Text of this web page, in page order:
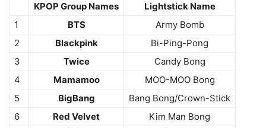
KPOP Group Names
Lightstick Name
1
BTS
Army Bomb
2
Blackpink
Bi-Ping-Pong
3
Twice
Candy Bong
4
Mamamoo
MOO-MOO Bong
5
BigBang
Bang Bong/Crown-Stick
6
Red Velvet
Kim Man Bong